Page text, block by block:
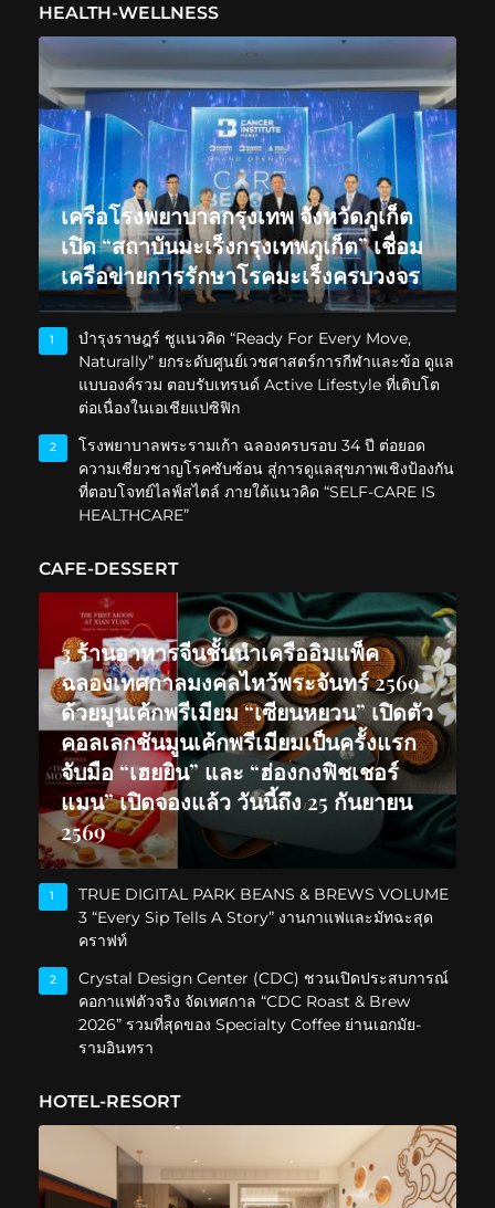
HEALTH-WELLNESS
เครือโรงพยาบาลกรุงเทพ จังหวัดภูเก็ต
เปิด “สถาบันมะเร็งกรุงเทพภูเก็ต” เชื่อม
เครือข่ายการรักษาโรคมะเร็งครบวงจร
1
บำรุงราษฎร์ ชูแนวคิด “Ready For Every Move,
Naturally” ยกระดับศูนย์เวชศาสตร์การกีฬาและข้อ ดูแล
แบบองค์รวม ตอบรับเทรนด์ Active Lifestyle ที่เติบโต
ต่อเนื่องในเอเชียแปซิฟิก
2
โรงพยาบาลพระรามเก้า ฉลองครบรอบ 34 ปี ต่อยอด
ความเชี่ยวชาญโรคซับซ้อน สู่การดูแลสุขภาพเชิงป้องกัน
ที่ตอบโจทย์ไลฟ์สไตล์ ภายใต้แนวคิด “SELF-CARE IS
HEALTHCARE”
CAFE-DESSERT
3 ร้านอาหารจีนชั้นนำเครืออิมแพ็ค
ฉลองเทศกาลมงคลไหว้พระจันทร์ 2569
ด้วยมูนเค้กพรีเมียม “เซียนหยวน” เปิดตัว
คอลเลกชันมูนเค้กพรีเมียมเป็นครั้งแรก
จับมือ “เฮยยิน” และ “ฮ่องกงฟิชเชอร์
แมน” เปิดจองแล้ว วันนี้ถึง 25 กันยายน
2569
1
TRUE DIGITAL PARK BEANS & BREWS VOLUME
3 “Every Sip Tells A Story” งานกาแฟและมัทฉะสุด
คราฟท์
2
Crystal Design Center (CDC) ชวนเปิดประสบการณ์
คอกาแฟตัวจริง จัดเทศกาล “CDC Roast & Brew
2026” รวมที่สุดของ Specialty Coffee ย่านเอกมัย-
รามอินทรา
HOTEL-RESORT